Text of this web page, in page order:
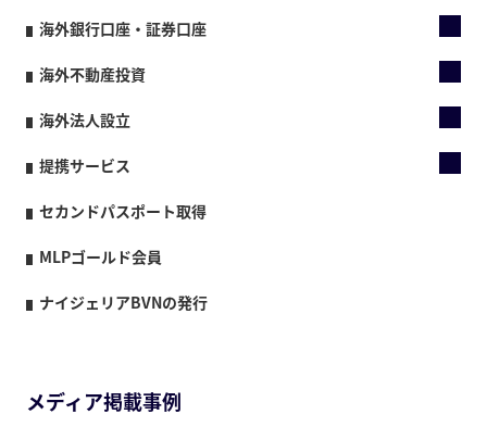
海外銀行口座・証券口座
海外不動産投資
海外法人設立
提携サービス
セカンドパスポート取得
MLPゴールド会員
ナイジェリアBVNの発行
メディア掲載事例